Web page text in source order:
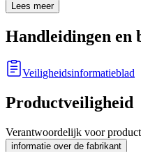
Lees meer
Handleidingen en
Veiligheidsinformatieblad
Productveiligheid
Verantwoordelijk voor
informatie over de fabrikant